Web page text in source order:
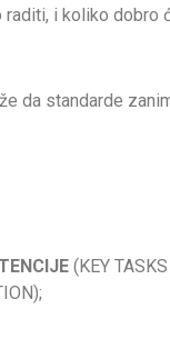
i koliko dobro
da standarde
(KEY